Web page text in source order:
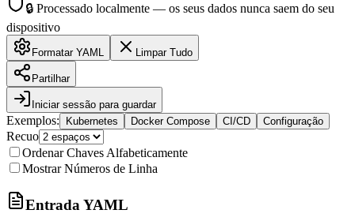
🔒 Processado localmente — os seus dados nunca saem do seu
dispositivo
Formatar YAML Limpar Tudo
Partilhar
Iniciar sessão para guardar
Exemplos: Kubernetes Docker Compose CI/CD Configuração
Recuo
Ordenar Chaves Alfabeticamente
Mostrar Números de Linha
Entrada YAML